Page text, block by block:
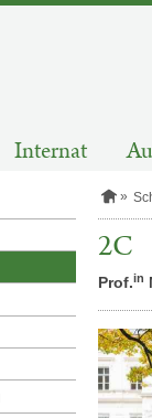
Internat
S
r
s
t
e
2C
Prof.in